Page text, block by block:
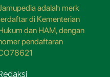
adalah merk
di Kementerian
dan HAM, dengan
pendaftaran